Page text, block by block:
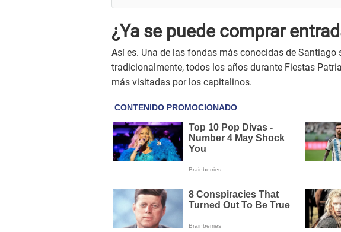
¿Ya se puede comprar
Así es. Una de las fondas más conocidas de Santiago
tradicionalmente, todos los años durante Fiestas
más visitadas por los capitalinos.